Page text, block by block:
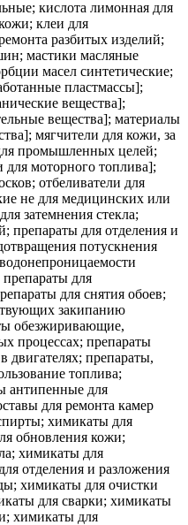
кислота лимонная для
клеи для
разбитых изделий;
мастики масляные
масел синтетические;
пластмассы];
вещества];
вещества]; материалы
мягчители для кожи, за
промышленных целей;
для моторного топлива];
отбеливатели для
не для медицинских или
затемнения стекла;
препараты для отделения и
потускнения
для
для снятия обоев;
закипанию
обезжиривающие,
процессах; препараты
двигателях; препараты,
топлива;
антипенные для
для ремонта камер
химикаты для
обновления кожи;
химикаты для
отделения и разложения
химикаты для очистки
для сварки; химикаты
химикаты для